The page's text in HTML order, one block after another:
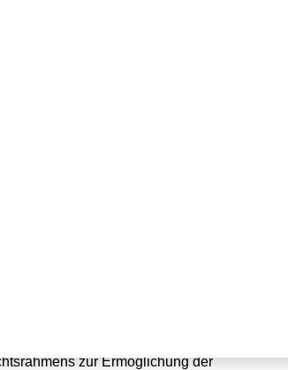
zur Ermöglichung der